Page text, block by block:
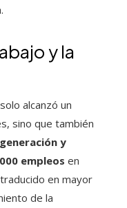
y la
alcanzó un
sino que también
generación y
empleos en
en mayor
de la